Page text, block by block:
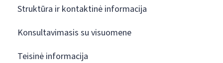
Struktūra ir kontaktinė informacija
Konsultavimasis su visuomene
Teisinė informacija